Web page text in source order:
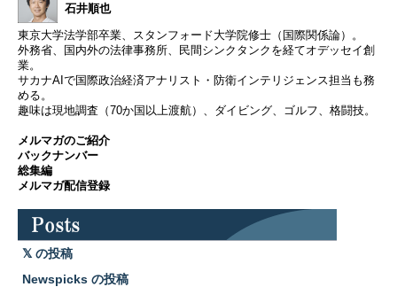
石井順也
東京大学法学部卒業、スタンフォード大学院修士（国際関係論）。
外務省、国内外の法律事務所、民間シンクタンクを経てオデッセイ創
業。
サカナAIで国際政治経済アナリスト・防衛インテリジェンス担当も務
める。
趣味は現地調査（70か国以上渡航）、ダイビング、ゴルフ、格闘技。
メルマガのご紹介
バックナンバー
総集編
メルマガ配信登録
の投稿
Newspicks の投稿